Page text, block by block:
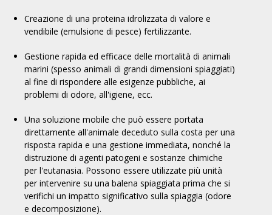
Creazione di una proteina idrolizzata di valore e
vendibile (emulsione di pesce) fertilizzante.
Gestione rapida ed efficace delle mortalità di animali
marini (spesso animali di grandi dimensioni spiaggiati)
al fine di rispondere alle esigenze pubbliche, ai
problemi di odore, all'igiene, ecc.
Una soluzione mobile che può essere portata
direttamente all'animale deceduto sulla costa per una
risposta rapida e una gestione immediata, nonché la
distruzione di agenti patogeni e sostanze chimiche
per l'eutanasia. Possono essere utilizzate più unità
per intervenire su una balena spiaggiata prima che si
verifichi un impatto significativo sulla spiaggia (odore
e decomposizione).